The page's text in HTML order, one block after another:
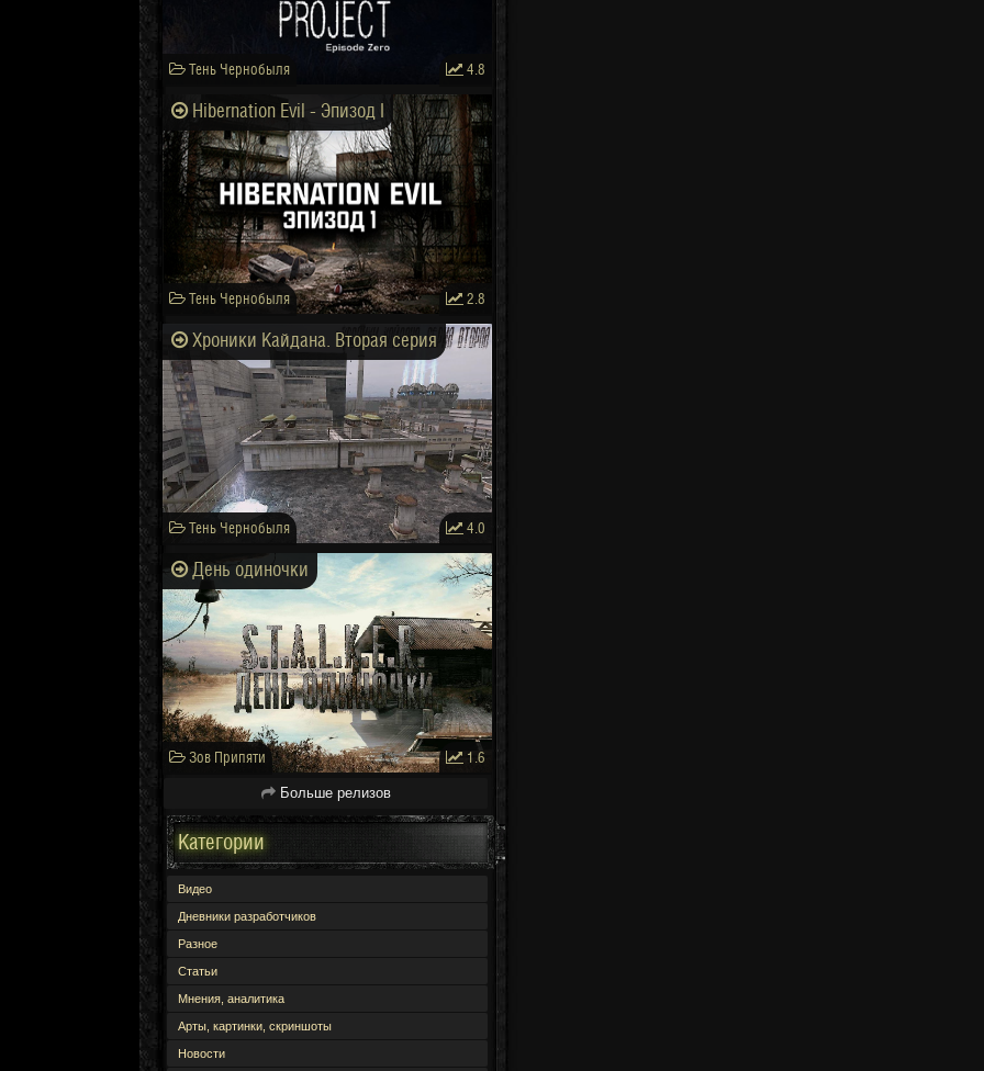
Тень Чернобыля 4.8
Hibernation Evil - Эпизод I
Тень Чернобыля 2.8
Хроники Кайдана. Вторая серия
Тень Чернобыля 4.0
День одиночки
Зов Припяти 1.6
Больше релизов
Категории
Видео
Дневники разработчиков
Разное
Статьи
Мнения, аналитика
Арты, картинки, скриншоты
Новости